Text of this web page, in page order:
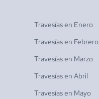
Travesías en Enero
Travesías en Febrero
Travesías en Marzo
Travesías en Abril
Travesías en Mayo